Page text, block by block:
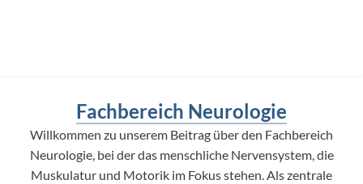
Fachbereich Neurologie
Willkommen zu unserem Beitrag über den Fachbereich
Neurologie, bei der das menschliche Nervensystem, die
Muskulatur und Motorik im Fokus stehen. Als zentrale